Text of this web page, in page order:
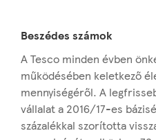
Beszédes számok
A Tesco minden évben
működésében keletkező
mennyiségéről. A
vállalat a 2016/17-es
százalékkal szorította